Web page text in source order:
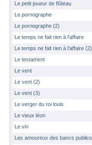
Le petit joueur de flûteau
Le pornographe
Le pornographe (2)
Le temps ne fait rien à l'affaire
Le temps ne fait rien à l'affaire (2)
Le testament
Le vent
Le vent (2)
Le vent (3)
Le verger du roi louis
Le vieux léon
Le vin
Les amoureux des bancs publics